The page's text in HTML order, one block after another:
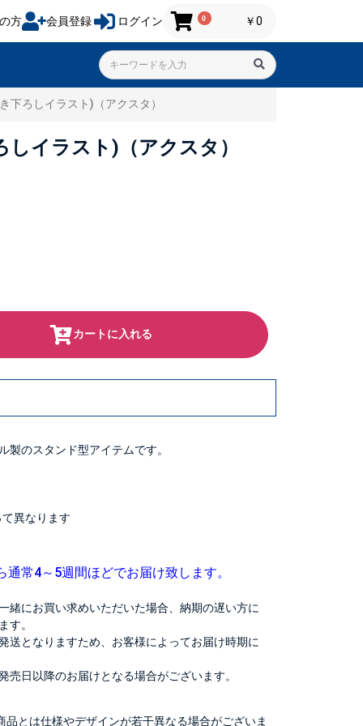
方 会員登録 ログイン 0 ￥0
下ろしイラスト)（アクスタ）
イラスト)（アクスタ）
カートに入れる
製のスタンド型アイテムです。
異なります
常4～5週間ほどでお届け致します。
緒にお買い求めいただいた場合、納期の遅い方に
す。
送となりますため、お客様によってお届け時期に
売日以降のお届けとなる場合がございます。
とは仕様やデザインが若干異なる場合がございま